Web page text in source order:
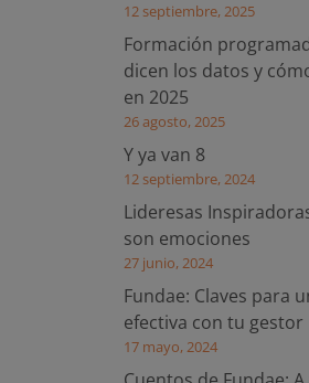
12 septiembre, 2025
Formación
dicen los datos y
en 2025
26 agosto, 2025
Y ya van 8
12 septiembre, 2024
Lideresas
son emociones
27 junio, 2024
Fundae: Claves para
efectiva con tu gestor
17 mayo, 2024